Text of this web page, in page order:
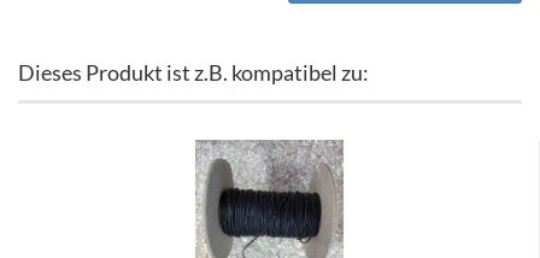
Dieses Produkt ist z.B. kompatibel zu: